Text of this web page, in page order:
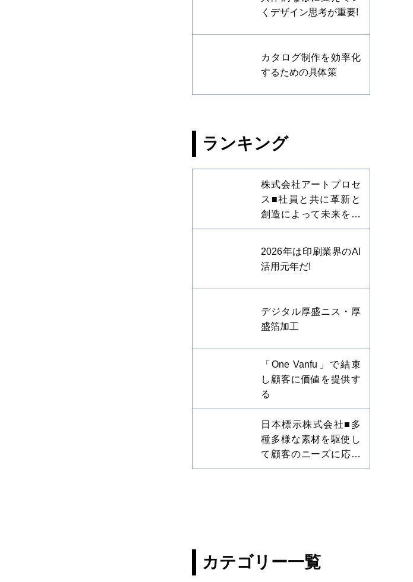
くデザイン思考が重要!
カタログ制作を効率化
するための具体策
ランキング
株式会社アートプロセ
ス■社員と共に革新と
創造によって未来を開
拓する
2026年は印刷業界のAI
活用元年だ!
デジタル厚盛ニス・厚
盛箔加工
「One Vanfu」で結束
し顧客に価値を提供す
る
日本標示株式会社■多
種多様な素材を駆使し
て顧客のニーズに応え
る
カテゴリー一覧